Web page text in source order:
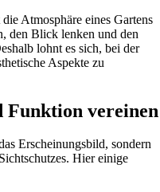
Atmosphäre eines Gartens
den Blick lenken und den
lohnt es sich, bei der
Aspekte zu
vereinen
Erscheinungsbild, sondern
Hier einige